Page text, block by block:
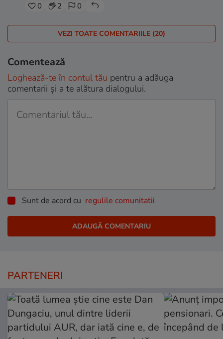
0 2 0
VEZI TOATE COMENTARIILE (20)
Comentează
Loghează-te în contul tău pentru a adăuga
comentarii și a te alătura dialogului.
Sunt de acord cu regulile comunitatii
PARTENERI